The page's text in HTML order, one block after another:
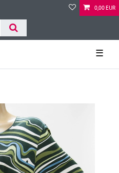
0,00 EUR
☰